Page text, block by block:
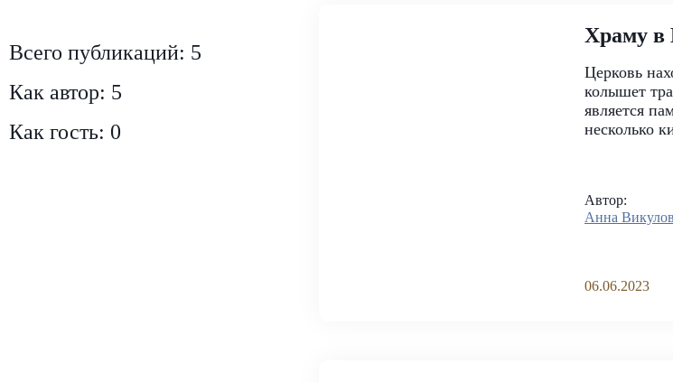
Всего публикаций: 5
Как автор: 5
Как гость: 0
Храму в
Церковь
колышет
является
несколько
Автор:
Анна
06.06.2023